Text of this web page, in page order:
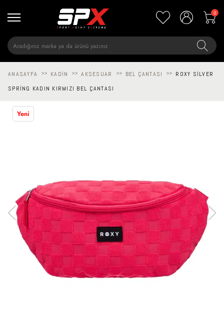
0
ANASAYFA >> KADIN >> AKSESUAR >> BEL ÇANTASI >>
ROXY SILVER
SPRING KADIN KIRMIZI BEL ÇANTASI
Yeni